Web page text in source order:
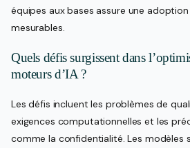
équipes aux bases assure une
mesurables.
Quels défis surgissent dans
moteurs d’IA ?
Les défis incluent les problèmes de
exigences computationnelles et les
comme la confidentialité. Les modèles